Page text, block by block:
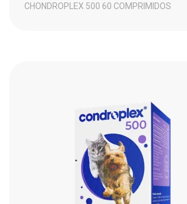
CHONDROPLEX 500 60 COMPRIMIDOS